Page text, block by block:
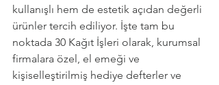
kullanışlı hem de estetik açıdan değerli
ürünler tercih ediliyor. İşte tam bu
noktada 30 Kağıt İşleri olarak, kurumsal
firmalara özel, el emeği ve
kişiselleştirilmiş hediye defterler ve